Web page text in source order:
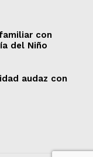
con
del Niño
audaz con